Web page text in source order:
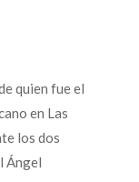
quien fue el
en Las
los dos
Ángel